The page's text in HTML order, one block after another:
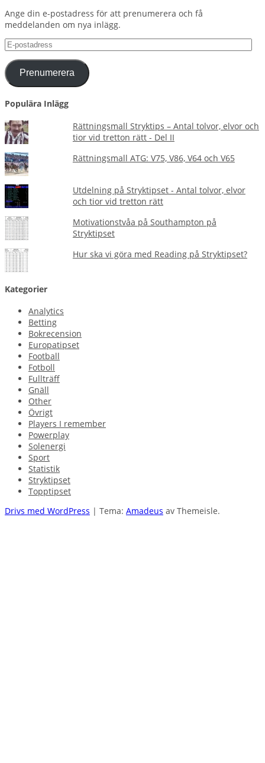
Ange din e-postadress för att prenumerera och få
meddelanden om nya inlägg.
E-
postadress
Prenumerera
Populära Inlägg
Rättningsmall Stryktips – Antal tolvor, elvor och
tior vid tretton rätt - Del II
Rättningsmall ATG: V75, V86, V64 och V65
Utdelning på Stryktipset - Antal tolvor, elvor
och tior vid tretton rätt
Motivationstvåa på Southampton på
Stryktipset
Hur ska vi göra med Reading på Stryktipset?
Kategorier
Analytics
Betting
Bokrecension
Europatipset
Football
Fotboll
Fullträff
Gnäll
Other
Övrigt
Players I remember
Powerplay
Solenergi
Sport
Statistik
Stryktipset
Topptipset
Drivs med WordPress | Tema: Amadeus av Themeisle.